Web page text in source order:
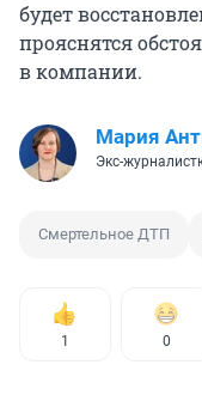
будет
прояснятся
в компании.
Мария
Экс-
Смертельное ДТП
1 0